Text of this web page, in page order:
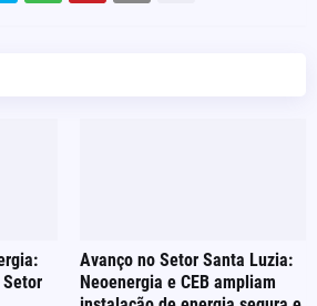
Avanço no Setor Santa Luzia:
Neoenergia e CEB ampliam